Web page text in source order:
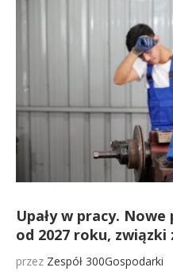
Upały w pracy.
od 2027 roku,
przez Zespół 300Gospodarki